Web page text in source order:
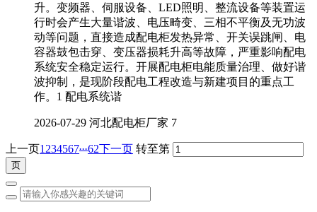
升。变频器、伺服设备、LED照明、整流设备等装置运
行时会产生大量谐波、电压畸变、三相不平衡及无功波
动等问题，直接造成配电柜发热异常、开关误跳闸、电
容器鼓包击穿、变压器损耗升高等故障，严重影响配电
系统安全稳定运行。开展配电柜电能质量治理、做好谐
波抑制，是现阶段配电工程改造与新建项目的重点工
作。1 配电系统谐
2026-07-29 河北配电柜厂家 7
上一页1 234567...62下一页 转至第